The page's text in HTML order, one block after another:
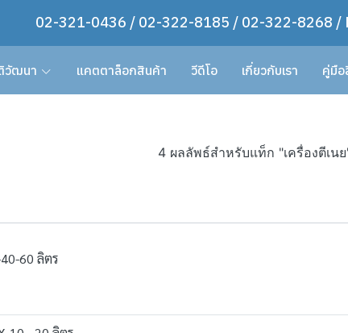
02-321-0436 / 02-322-8185 / 02-322-8268 /
วัฒนา แคตตาล็อกสินค้า วีดีโอ เกี่ยวกับเรา คู่มือ
4 ผลลัพธ์สำหรับแท็ก "เครื่องตีเน
60 ลิตร